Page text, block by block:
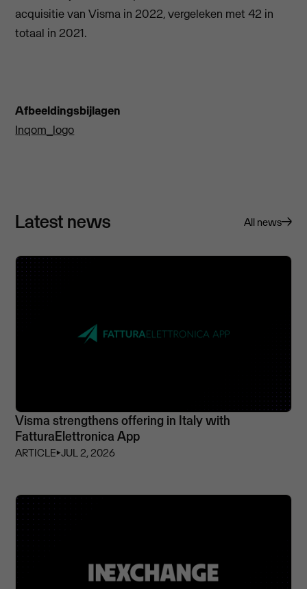
acquisitie van Visma in 2022, vergeleken met 42 in
totaal in 2021.
Afbeeldingsbijlagen
Inqom_logo
Latest news All news
Visma strengthens offering in Italy with
FatturaElettronica App
ARTICLE⏵JUL 2, 2026